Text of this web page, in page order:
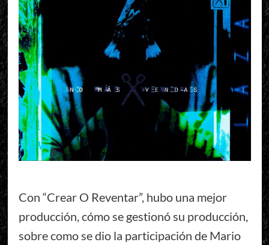
Con “Crear O Reventar”, hubo una mejor
producción, cómo se gestionó su producción,
sobre como se dio la participación de Mario